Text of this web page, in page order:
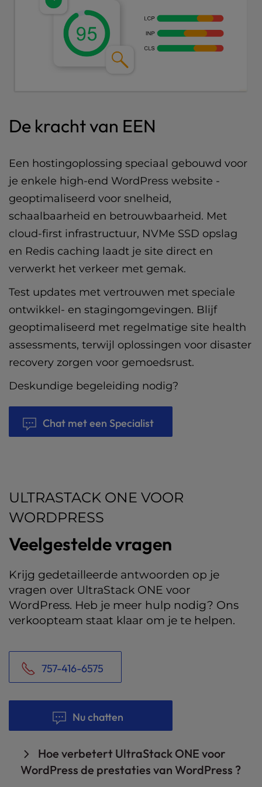
De kracht van EEN
Een hostingoplossing speciaal gebouwd voor
je enkele high-end WordPress website -
geoptimaliseerd voor snelheid,
schaalbaarheid en betrouwbaarheid. Met
cloud-first infrastructuur, NVMe SSD opslag
en Redis caching laadt je site direct en
verwerkt het verkeer met gemak.
Test updates met vertrouwen met speciale
ontwikkel- en stagingomgevingen. Blijf
geoptimaliseerd met regelmatige site health
assessments, terwijl oplossingen voor disaster
recovery zorgen voor gemoedsrust.
Deskundige begeleiding nodig?
Chat met een Specialist
ULTRASTACK ONE VOOR
WORDPRESS
Veelgestelde vragen
Krijg gedetailleerde antwoorden op je
vragen over UltraStack ONE voor
WordPress. Heb je meer hulp nodig? Ons
verkoopteam staat klaar om je te helpen.
757-416-6575
Nu chatten
Hoe verbetert UltraStack ONE voor
WordPress de prestaties van WordPress ?